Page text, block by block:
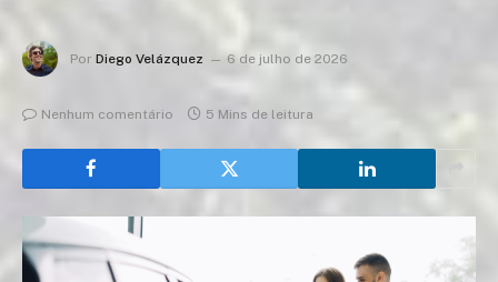
Por Diego Velázquez 6 de julho de 2026
Nenhum comentário 5 Mins de leitura